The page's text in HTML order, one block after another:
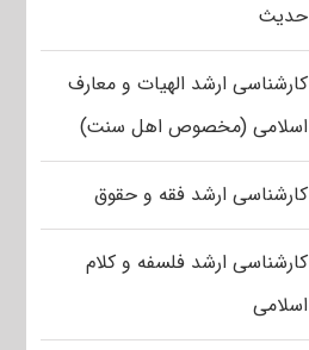
حدیث
کارشناسی ارشد الهیات و معارف
اسلامی (مخصوص اهل سنت)
کارشناسی ارشد فقه و حقوق
کارشناسی ارشد فلسفه و کلام
اسلامی